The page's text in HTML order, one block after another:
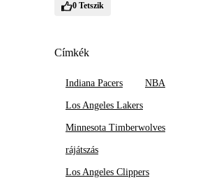
0 Tetszik
Címkék
Indiana Pacers NBA
Los Angeles Lakers
Minnesota Timberwolves
rájátszás
Los Angeles Clippers